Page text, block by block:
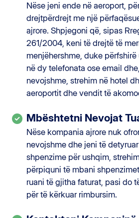
Nëse jeni ende në aeroport,
drejtpërdrejt me një
ajrore. Shpjegoni që, sipas
261/2004, keni të drejtë të
menjëhershme, duke
në dy telefonata ose email
nevojshme, strehim në hotel
aeroportit dhe vendit të
Mbështetni Nevojat
Nëse kompania ajrore nuk
nevojshme dhe jeni të
shpenzime për ushqim,
përpiquni të mbani
ruani të gjitha faturat, pasi do
për të kërkuar rimbursim.